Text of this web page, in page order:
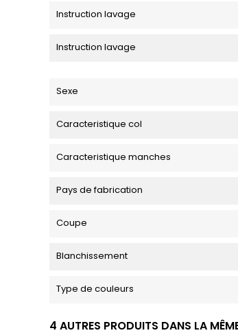
Instruction lavage
Instruction lavage
Sexe
Caracteristique col
Caracteristique manches
Pays de fabrication
Coupe
Blanchissement
Type de couleurs
4 AUTRES PRODUITS DANS LA